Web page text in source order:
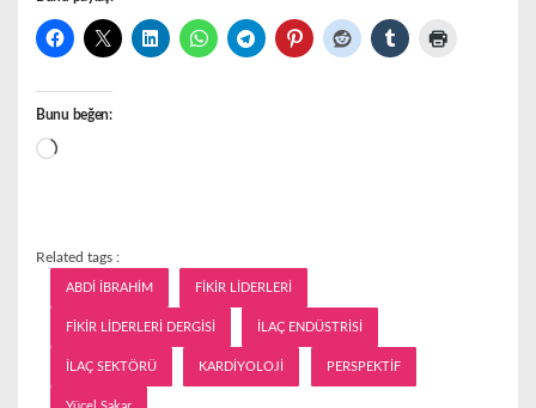
Bunu beğen:
Yükleniyor...
Related tags :
ABDİ İBRAHİM FİKİR LİDERLERİ
FİKİR LİDERLERİ DERGİSİ İLAÇ ENDÜSTRİSİ
İLAÇ SEKTÖRÜ KARDİYOLOJİ PERSPEKTİF